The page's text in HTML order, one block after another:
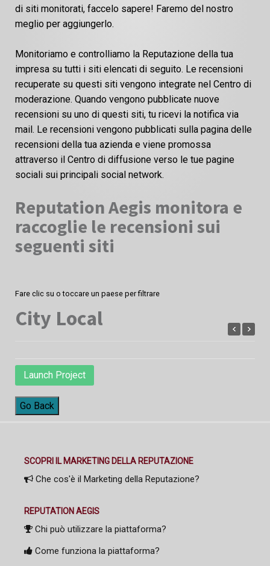
di siti monitorati, faccelo sapere! Faremo del nostro
meglio per aggiungerlo.
Monitoriamo e controlliamo la Reputazione della tua
impresa su tutti i siti elencati di seguito. Le recensioni
recuperate su questi siti vengono integrate nel Centro di
moderazione. Quando vengono pubblicate nuove
recensioni su uno di questi siti, tu ricevi la notifica via
mail. Le recensioni vengono pubblicati sulla pagina delle
recensioni della tua azienda e viene promossa
attraverso il Centro di diffusione verso le tue pagine
sociali sui principali social network.
Reputation Aegis monitora e
raccoglie le recensioni sui
seguenti siti
Fare clic su o toccare un paese per filtrare
City Local
Launch Project
Go Back
SCOPRI IL MARKETING DELLA REPUTAZIONE
Che cos'è il Marketing della Reputazione?
REPUTATION AEGIS
Chi può utilizzare la piattaforma?
Come funziona la piattaforma?